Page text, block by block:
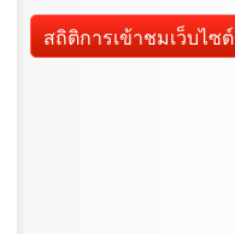
สถิติการเข้าชมเว็บไซต์